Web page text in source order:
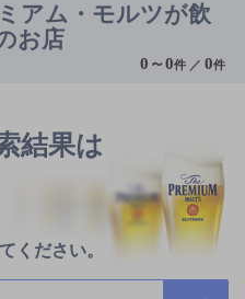
アム・モルツが飲
お店
0 ～0件 ／0件
結果は
ください。